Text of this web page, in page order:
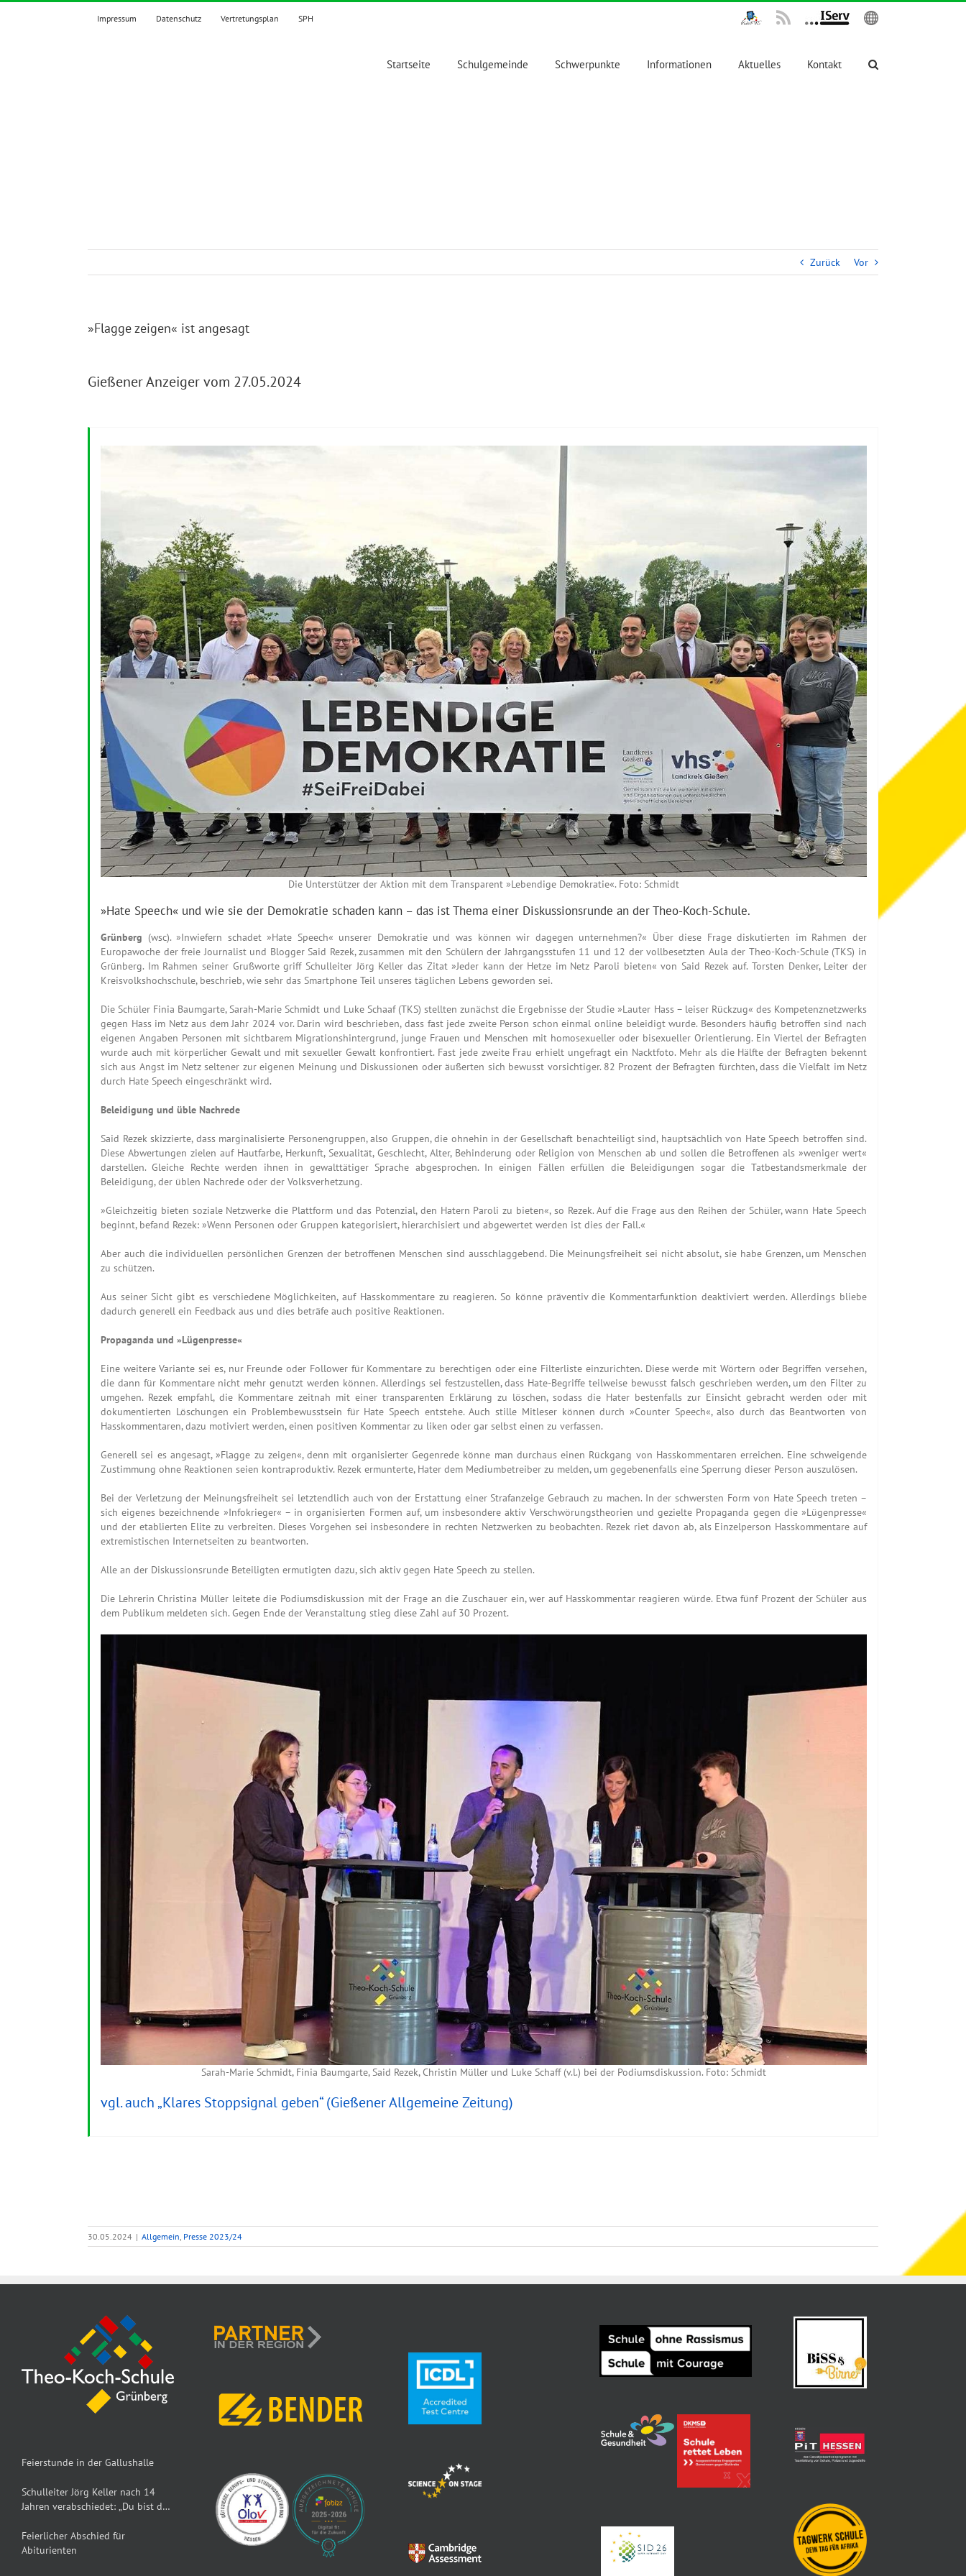
Zum
Impressum Datenschutz Vertretungsplan SPH IPadsTKS IServ English
Startseite Schulgemeinde Schwerpunkte Informationen Aktuelles Kontakt
Zurück Vor
»Flagge zeigen« ist angesagt
Gießener Anzeiger vom 27.05.2024
Die Unterstützer der Aktion mit dem Transparent »Lebendige Demokratie«. Foto: Schmidt
»Hate Speech« und wie sie der Demokratie schaden kann – das ist Thema einer Diskussionsrunde an der Theo-Koch-Schule.
Grünberg (wsc). »Inwiefern schadet »Hate Speech« unserer Demokratie und was können wir dagegen unternehmen?« Über diese Frage diskutierten im Rahmen der
Europawoche der freie Journalist und Blogger Said Rezek, zusammen mit den Schülern der Jahrgangsstufen 11 und 12 der vollbesetzten Aula der Theo-Koch-Schule (TKS) in
Grünberg. Im Rahmen seiner Grußworte griff Schulleiter Jörg Keller das Zitat »Jeder kann der Hetze im Netz Paroli bieten« von Said Rezek auf. Torsten Denker, Leiter der
Kreisvolkshochschule, beschrieb, wie sehr das Smartphone Teil unseres täglichen Lebens geworden sei.
Die Schüler Finia Baumgarte, Sarah-Marie Schmidt und Luke Schaaf (TKS) stellten zunächst die Ergebnisse der Studie »Lauter Hass – leiser Rückzug« des Kompetenznetzwerks
gegen Hass im Netz aus dem Jahr 2024 vor. Darin wird beschrieben, dass fast jede zweite Person schon einmal online beleidigt wurde. Besonders häufig betroffen sind nach
eigenen Angaben Personen mit sichtbarem Migrationshintergrund, junge Frauen und Menschen mit homosexueller oder bisexueller Orientierung. Ein Viertel der Befragten
wurde auch mit körperlicher Gewalt und mit sexueller Gewalt konfrontiert. Fast jede zweite Frau erhielt ungefragt ein Nacktfoto. Mehr als die Hälfte der Befragten bekennt
sich aus Angst im Netz seltener zur eigenen Meinung und Diskussionen oder äußerten sich bewusst vorsichtiger. 82 Prozent der Befragten fürchten, dass die Vielfalt im Netz
durch Hate Speech eingeschränkt wird.
Beleidigung und üble Nachrede
Said Rezek skizzierte, dass marginalisierte Personengruppen, also Gruppen, die ohnehin in der Gesellschaft benachteiligt sind, hauptsächlich von Hate Speech betroffen sind.
Diese Abwertungen zielen auf Hautfarbe, Herkunft, Sexualität, Geschlecht, Alter, Behinderung oder Religion von Menschen ab und sollen die Betroffenen als »weniger wert«
darstellen. Gleiche Rechte werden ihnen in gewalttätiger Sprache abgesprochen. In einigen Fällen erfüllen die Beleidigungen sogar die Tatbestandsmerkmale der
Beleidigung, der üblen Nachrede oder der Volksverhetzung.
»Gleichzeitig bieten soziale Netzwerke die Plattform und das Potenzial, den Hatern Paroli zu bieten«, so Rezek. Auf die Frage aus den Reihen der Schüler, wann Hate Speech
beginnt, befand Rezek: »Wenn Personen oder Gruppen kategorisiert, hierarchisiert und abgewertet werden ist dies der Fall.«
Aber auch die individuellen persönlichen Grenzen der betroffenen Menschen sind ausschlaggebend. Die Meinungsfreiheit sei nicht absolut, sie habe Grenzen, um Menschen
zu schützen.
Aus seiner Sicht gibt es verschiedene Möglichkeiten, auf Hasskommentare zu reagieren. So könne präventiv die Kommentarfunktion deaktiviert werden. Allerdings bliebe
dadurch generell ein Feedback aus und dies beträfe auch positive Reaktionen.
Propaganda und »Lügenpresse«
Eine weitere Variante sei es, nur Freunde oder Follower für Kommentare zu berechtigen oder eine Filterliste einzurichten. Diese werde mit Wörtern oder Begriffen versehen,
die dann für Kommentare nicht mehr genutzt werden können. Allerdings sei festzustellen, dass Hate-Begriffe teilweise bewusst falsch geschrieben werden, um den Filter zu
umgehen. Rezek empfahl, die Kommentare zeitnah mit einer transparenten Erklärung zu löschen, sodass die Hater bestenfalls zur Einsicht gebracht werden oder mit
dokumentierten Löschungen ein Problembewusstsein für Hate Speech entstehe. Auch stille Mitleser können durch »Counter Speech«, also durch das Beantworten von
Hasskommentaren, dazu motiviert werden, einen positiven Kommentar zu liken oder gar selbst einen zu verfassen.
Generell sei es angesagt, »Flagge zu zeigen«, denn mit organisierter Gegenrede könne man durchaus einen Rückgang von Hasskommentaren erreichen. Eine schweigende
Zustimmung ohne Reaktionen seien kontraproduktiv. Rezek ermunterte, Hater dem Mediumbetreiber zu melden, um gegebenenfalls eine Sperrung dieser Person auszulösen.
Bei der Verletzung der Meinungsfreiheit sei letztendlich auch von der Erstattung einer Strafanzeige Gebrauch zu machen. In der schwersten Form von Hate Speech treten –
sich eigenes bezeichnende »Infokrieger« – in organisierten Formen auf, um insbesondere aktiv Verschwörungstheorien und gezielte Propaganda gegen die »Lügenpresse«
und der etablierten Elite zu verbreiten. Dieses Vorgehen sei insbesondere in rechten Netzwerken zu beobachten. Rezek riet davon ab, als Einzelperson Hasskommentare auf
extremistischen Internetseiten zu beantworten.
Alle an der Diskussionsrunde Beteiligten ermutigten dazu, sich aktiv gegen Hate Speech zu stellen.
Die Lehrerin Christina Müller leitete die Podiumsdiskussion mit der Frage an die Zuschauer ein, wer auf Hasskommentar reagieren würde. Etwa fünf Prozent der Schüler aus
dem Publikum meldeten sich. Gegen Ende der Veranstaltung stieg diese Zahl auf 30 Prozent.
Sarah-Marie Schmidt, Finia Baumgarte, Said Rezek, Christin Müller und Luke Schaff (v.l.) bei der Podiumsdiskussion. Foto: Schmidt
vgl. auch „Klares Stoppsignal geben“ (Gießener Allgemeine Zeitung)
30.05.2024 | Allgemein, Presse 2023/24
Feierstunde in der Gallushalle
Schulleiter Jörg Keller nach 14
Jahren verabschiedet: „Du bist der
Feierlicher Abschied für
Abiturienten